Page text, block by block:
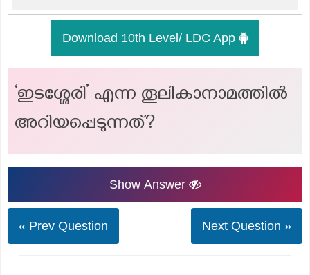
Download 10th Level/ LDC App
‘ഇടശ്ശേരി’ എന്ന തൂലികാനാമത്തില്‍
അറിയപ്പെടുന്നത്?
Show Answer
« Prev Question Next Question »